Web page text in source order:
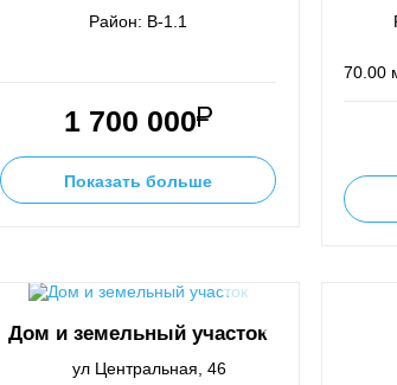
Район: В-1.1
1 700 000
Показать больше
70.00
Дом и земельный участок
ул Центральная, 46